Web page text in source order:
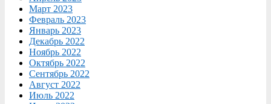
Март 2023
Февраль 2023
Январь 2023
Декабрь 2022
Ноябрь 2022
Октябрь 2022
Сентябрь 2022
Август 2022
Июль 2022